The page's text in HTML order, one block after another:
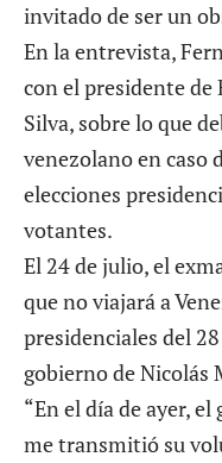
invitado de ser un
En la entrevista,
con el presidente de
Silva, sobre lo que
venezolano en caso
elecciones
votantes.
El 24 de julio, el
que no viajará a
presidenciales del
gobierno de Nicolás
“En el día de ayer,
me transmitió su